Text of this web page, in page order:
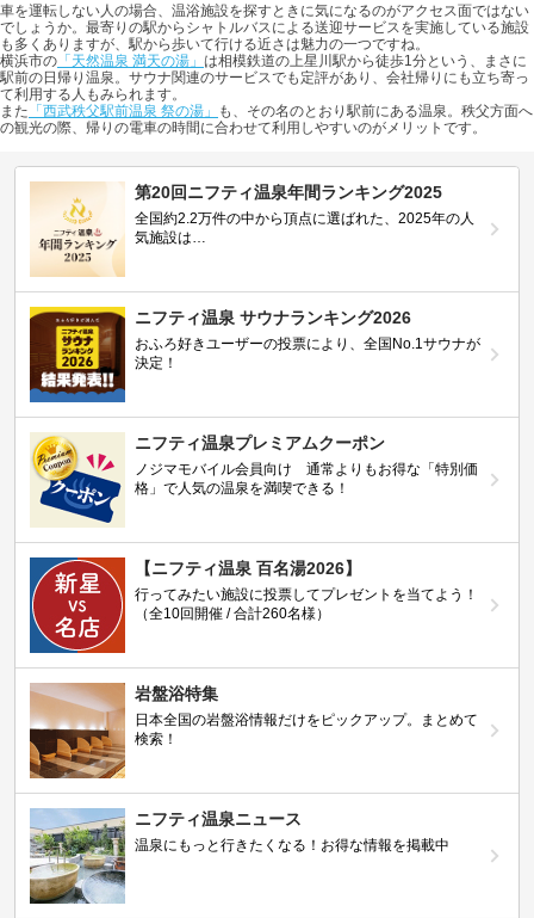
車を運転しない人の場合、温浴施設を探すときに気になるのがアクセス面ではない
でしょうか。最寄りの駅からシャトルバスによる送迎サービスを実施している施設
も多くありますが、駅から歩いて行ける近さは魅力の一つですね。
横浜市の 「天然温泉 満天の湯」 は相模鉄道の上星川駅から徒歩1分という、まさに
駅前の日帰り温泉。サウナ関連のサービスでも定評があり、会社帰りにも立ち寄っ
て利用する人もみられます。
また 「西武秩父駅前温泉 祭の湯」
も、その名のとおり駅前にある温泉。秩父方面へ
の観光の際、帰りの電車の時間に合わせて利用しやすいのがメリットです。
第20回ニフティ温泉年間ランキング2025
全国約2.2万件の中から頂点に選ばれた、2025年の人
気施設は…
ニフティ温泉 サウナランキング2026
おふろ好きユーザーの投票により、全国No.1サウナが
決定！
ニフティ温泉プレミアムクーポン
ノジマモバイル会員向け 通常よりもお得な「特別価
格」で人気の温泉を満喫できる！
【ニフティ温泉 百名湯2026】
行ってみたい施設に投票してプレゼントを当てよう！
（全10回開催 / 合計260名様）
岩盤浴特集
日本全国の岩盤浴情報だけをピックアップ。まとめて
検索！
ニフティ温泉ニュース
温泉にもっと行きたくなる！お得な情報を掲載中